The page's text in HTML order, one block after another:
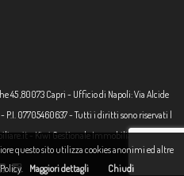
45 ,80073 Capri - Ufficio di Napoli: Via Alcide
P.I. 07705460637 - Tutti i diritti sono riservati |
-Kiwi Gestionale Immobiliare
questo sito utilizza cookies anonimi ed altre
Maggiori dettagli Chiudi